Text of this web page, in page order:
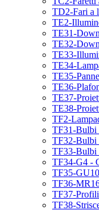
TD2-Fari a
TE2-
TE31-
TE32-
TE33-
TE34-
TE35-
TE36-
TE37-
TE38-
TF2-
TF31-Bulbi
TF32-Bulbi
TF33-Bulbi
TF34-G4 -
TF35-
TF36-
TF37-
TF38-